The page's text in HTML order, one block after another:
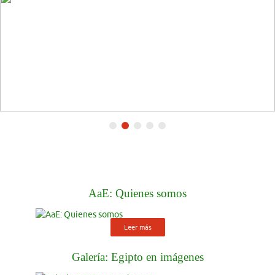
Leer más
Galería: Egipto en los Museos
Leer más